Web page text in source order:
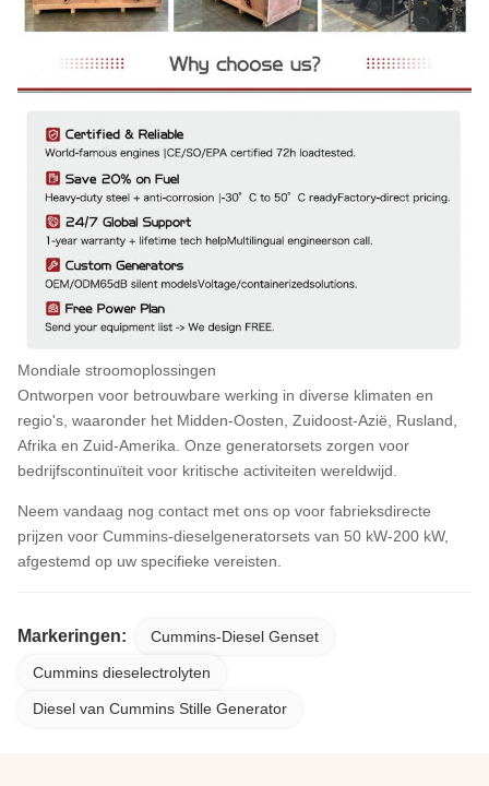
Mondiale stroomoplossingen
Ontworpen voor betrouwbare werking in diverse klimaten en
regio's, waaronder het Midden-Oosten, Zuidoost-Azië, Rusland,
Afrika en Zuid-Amerika. Onze generatorsets zorgen voor
bedrijfscontinuïteit voor kritische activiteiten wereldwijd.
Neem vandaag nog contact met ons op voor fabrieksdirecte
prijzen voor Cummins-dieselgeneratorsets van 50 kW-200 kW,
afgestemd op uw specifieke vereisten.
Markeringen: Cummins-Diesel Genset
Cummins dieselectrolyten
Diesel van Cummins Stille Generator